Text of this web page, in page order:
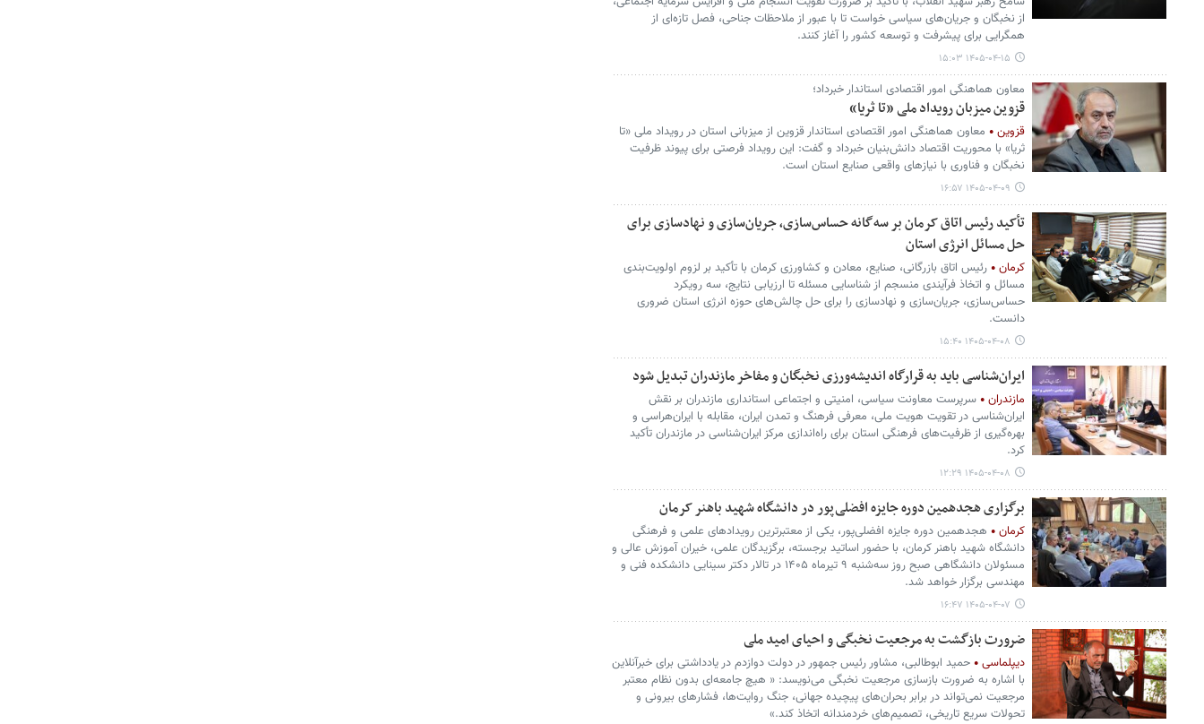
از نخبگان و جریان‌های سیاسی خواست تا با عبور از ملاحظات جناحی، فصل تازه‌ای از
همگرایی برای پیشرفت و توسعه کشور را آغاز کنند.
۱۴۰۵-۰۴-۱۵ ۱۵:۰۳
معاون هماهنگی امور اقتصادی استاندار خبرداد؛
قزوین میزبان رویداد ملی «تا ثریا»
قزوین
معاون هماهنگی امور اقتصادی استاندار قزوین از میزبانی استان در رویداد ملی «تا
ثریا» با محوریت اقتصاد دانش‌بنیان خبرداد و گفت: این رویداد فرصتی برای پیوند ظرفیت
نخبگان و فناوری با نیازهای واقعی صنایع استان است.
۱۴۰۵-۰۴-۰۹ ۱۶:۵۷
تأکید رئیس اتاق کرمان بر سه‌گانه حساس‌سازی، جریان‌سازی و نهادسازی برای
حل مسائل انرژی استان
کرمان
رئیس اتاق بازرگانی، صنایع، معادن و کشاورزی کرمان با تأکید بر لزوم اولویت‌بندی
مسائل و اتخاذ فرآیندی منسجم از شناسایی مسئله تا ارزیابی نتایج، سه رویکرد
حساس‌سازی، جریان‌سازی و نهادسازی را برای حل چالش‌های حوزه انرژی استان ضروری
دانست.
۱۴۰۵-۰۴-۰۸ ۱۵:۴۰
ایران‌شناسی باید به قرارگاه اندیشه‌ورزی نخبگان و مفاخر مازندران تبدیل شود
مازندران
سرپرست معاونت سیاسی، امنیتی و اجتماعی استانداری مازندران بر نقش
ایران‌شناسی در تقویت هویت ملی، معرفی فرهنگ و تمدن ایران، مقابله با ایران‌هراسی و
بهره‌گیری از ظرفیت‌های فرهنگی استان برای راه‌اندازی مرکز ایران‌شناسی در مازندران تأکید
کرد.
۱۴۰۵-۰۴-۰۸ ۱۲:۲۹
برگزاری هجدهمین دوره جایزه افضلی‌پور در دانشگاه شهید باهنر کرمان
کرمان
هجدهمین دوره جایزه افضلی‌پور، یکی از معتبرترین رویدادهای علمی و فرهنگی
دانشگاه شهید باهنر کرمان، با حضور اساتید برجسته، برگزیدگان علمی، خیران آموزش عالی و
مسئولان دانشگاهی صبح روز سه‌شنبه ۹ تیرماه ۱۴۰۵ در تالار دکتر سینایی دانشکده فنی و
مهندسی برگزار خواهد شد.
۱۴۰۵-۰۴-۰۷ ۱۶:۴۷
ضرورت بازگشت به مرجعیت نخبگی و احیای امید ملی
دیپلماسی
حمید ابوطالبی، مشاور رئیس جمهور در دولت دوازدم در یادداشتی برای خبرآنلاین
با اشاره به ضرورت بازسازی مرجعیت نخبگی می‌نویسد: « هیچ جامعه‌ای بدون نظام معتبر
مرجعیت نمی‌تواند در برابر بحران‌های پیچیده جهانی، جنگ روایت‌ها، فشارهای بیرونی و
تحولات سریع تاریخی، تصمیم‌های خردمندانه اتخاذ کند.»